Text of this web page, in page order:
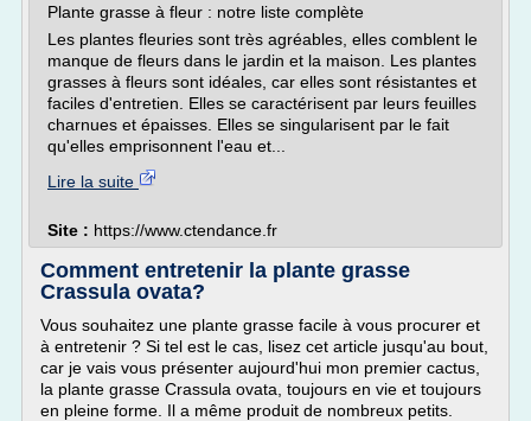
Plante grasse à fleur : notre liste complète
Les plantes fleuries sont très agréables, elles comblent le
manque de fleurs dans le jardin et la maison. Les plantes
grasses à fleurs sont idéales, car elles sont résistantes et
faciles d'entretien. Elles se caractérisent par leurs feuilles
charnues et épaisses. Elles se singularisent par le fait
qu'elles emprisonnent l'eau et...
Lire la suite
Site : https://www.ctendance.fr
Comment entretenir la plante grasse
Crassula ovata?
Vous souhaitez une plante grasse facile à vous procurer et
à entretenir ? Si tel est le cas, lisez cet article jusqu'au bout,
car je vais vous présenter aujourd'hui mon premier cactus,
la plante grasse Crassula ovata, toujours en vie et toujours
en pleine forme. Il a même produit de nombreux petits.